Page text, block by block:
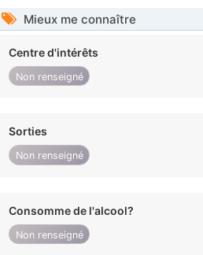
Mieux me connaître
Centre d'intérêts
Non renseigné
Sorties
Non renseigné
Consomme de l'alcool?
Non renseigné